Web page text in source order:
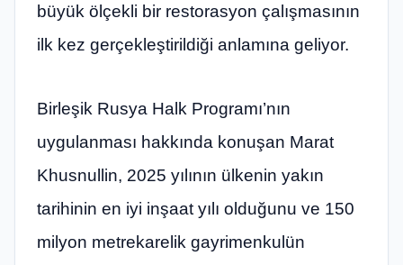
büyük ölçekli bir restorasyon çalışmasının
ilk kez gerçekleştirildiği anlamına geliyor.
Birleşik Rusya Halk Programı’nın
uygulanması hakkında konuşan Marat
Khusnullin, 2025 yılının ülkenin yakın
tarihinin en iyi inşaat yılı olduğunu ve 150
milyon metrekarelik gayrimenkulün